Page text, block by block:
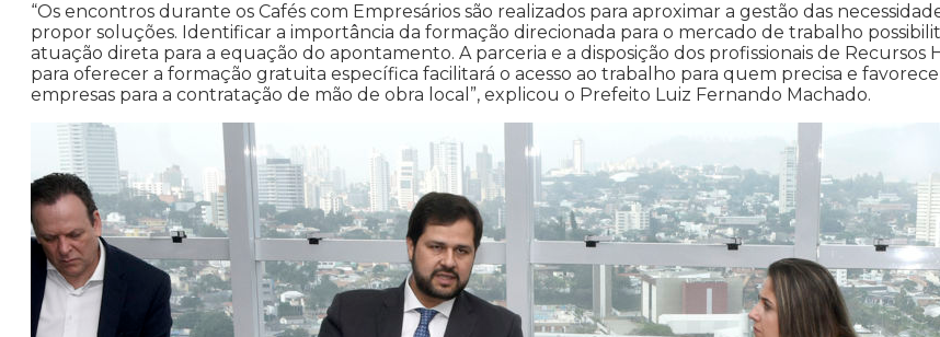
“Os encontros durante os Cafés com Empresários são realizados para aproximar a gestão das
propor soluções. Identificar a importância da formação direcionada para o mercado de trabalho
atuação direta para a equação do apontamento. A parceria e a disposição dos profissionais de Recursos
para oferecer a formação gratuita específica facilitará o acesso ao trabalho para quem precisa e
empresas para a contratação de mão de obra local”, explicou o Prefeito Luiz Fernando Machado.